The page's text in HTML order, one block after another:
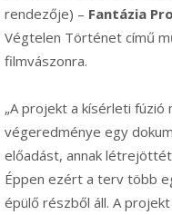
rendezője) – Fantázia
Végtelen Történet című
filmvászonra.
„A projekt a kísérleti fúzió
végeredménye egy
előadást, annak
Éppen ezért a terv több
épülő részből áll. A